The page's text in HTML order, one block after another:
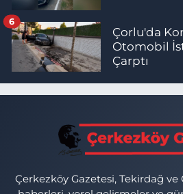
Çorlu'da
Otomobil
Çarptı
6
Çerkezköy Gazetesi, Tekirdağ